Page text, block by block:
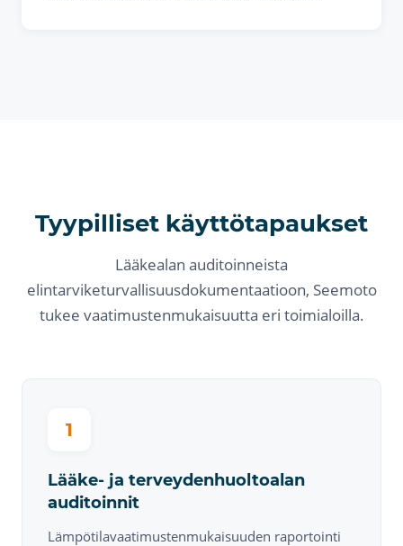
Tyypilliset käyttötapaukset
Lääkealan auditoinneista
elintarviketurvallisuusdokumentaatioon, Seemoto
tukee vaatimustenmukaisuutta eri toimialoilla.
1
Lääke- ja terveydenhuoltoalan
auditoinnit
Lämpötilavaatimustenmukaisuuden raportointi